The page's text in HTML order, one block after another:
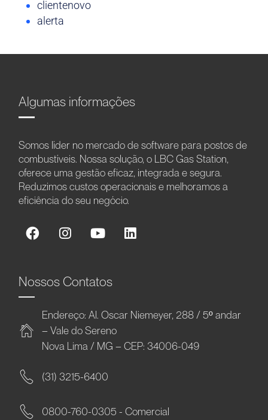
clientenovo
alerta
Algumas informações
Somos líder no mercado de software para postos de
combustíveis. Nossa solução, o LBC Gas Station,
oferece uma gestão eficaz, integrada e segura.
Reduzimos custos operacionais e melhoramos a
eficiência do seu negócio.
Nossos Contatos
Endereço: Al. Oscar Niemeyer, 288 / 5º andar
– Vale do Sereno
Nova Lima / MG – CEP: 34006-049
(31) 3215-6400
0800-760-0305 - Comercial